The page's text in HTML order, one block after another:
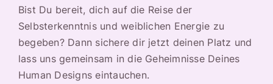
Bist Du bereit, dich auf die Reise der
Selbsterkenntnis und weiblichen Energie zu
begeben? Dann sichere dir jetzt deinen Platz und
lass uns gemeinsam in die Geheimnisse Deines
Human Designs eintauchen.